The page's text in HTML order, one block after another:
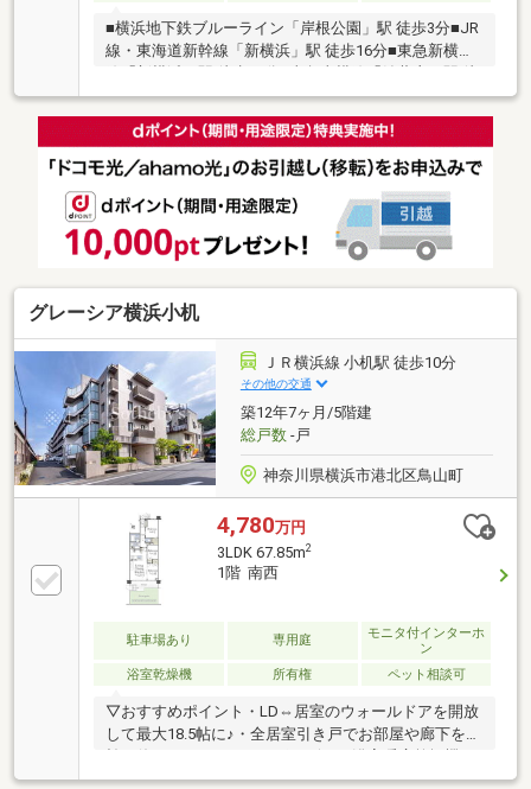
■横浜地下鉄ブルーライン「岸根公園」駅 徒歩3分■JR
線・東海道新幹線「新横浜」駅 徒歩16分■東急新横浜
歩17分■東急東横線「白楽」駅 徒歩16分■閑静な第一
種低層住居専用地域内の6，000m2を超える広大な敷
地 周辺は高層の建築物が建たず、ゆとりのある邸宅
街が形成されています。■収納豊富な3LDK ウォーク
帖） Wトランクルーム（玄関脇ポーチ、1階共用トラ
ンクルーム）
グレーシア横浜小机
ＪＲ横浜線 小机駅 徒歩10分
その他の交通
築12年7ヶ月/5階建
総戸数-戸
神奈川県横浜市港北区鳥山町
4,780万円
3LDK 67.85m2
1階 南西
駐車場あり 専用庭
モニタ付インターホ
ン
浴室乾燥機
所有権 ペット相談可
▽おすすめポイント・LD⇔居室のウォールドアを開放
して最大18.5帖に♪・全居室引き戸でお部屋や廊下を有
ど住宅設備充実！・良水工房のため、全ての蛇口から